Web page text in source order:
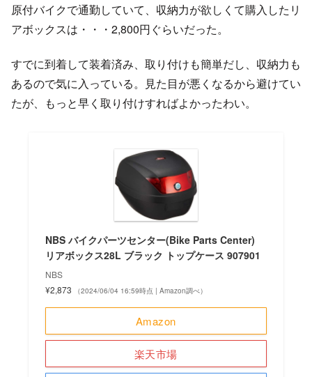
原付バイクで通勤していて、収納力が欲しくて購入したリ
アボックスは・・・2,800円ぐらいだった。
すでに到着して装着済み、取り付けも簡単だし、収納力も
あるので気に入っている。見た目が悪くなるから避けてい
たが、もっと早く取り付けすればよかったわい。
NBS バイクパーツセンター(Bike Parts Center)
リアボックス28L ブラック トップケース 907901
NBS
¥2,873
（2024/06/04 16:59時点 | Amazon調べ）
Amazon
楽天市場